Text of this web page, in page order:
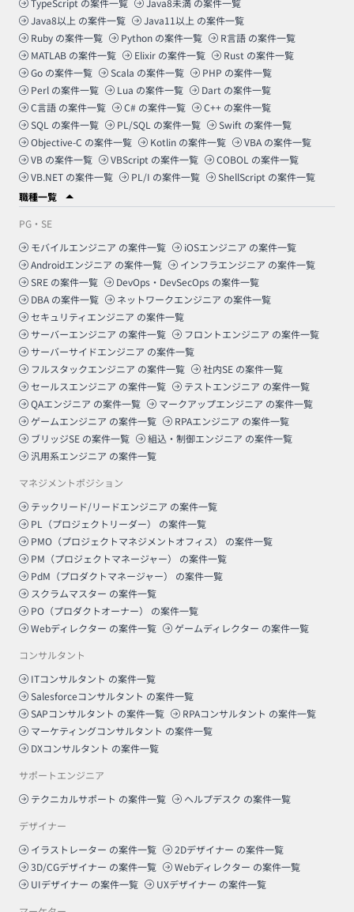
TypeScript の案件一覧 Java8未満 の案件一覧
Java8以上 の案件一覧 Java11以上 の案件一覧
Ruby の案件一覧 Python の案件一覧 R言語 の案件一覧
MATLAB の案件一覧 Elixir の案件一覧 Rust の案件一覧
Go の案件一覧 Scala の案件一覧 PHP の案件一覧
Perl の案件一覧 Lua の案件一覧 Dart の案件一覧
C言語 の案件一覧 C# の案件一覧 C++ の案件一覧
SQL の案件一覧 PL/SQL の案件一覧 Swift の案件一覧
Objective-C の案件一覧 Kotlin の案件一覧 VBA の案件一覧
VB の案件一覧 VBScript の案件一覧 COBOL の案件一覧
VB.NET の案件一覧 PL/I の案件一覧 ShellScript の案件一覧
職種一覧
PG・SE
モバイルエンジニア の案件一覧 iOSエンジニア の案件一覧
Androidエンジニア の案件一覧 インフラエンジニア の案件一覧
SRE の案件一覧 DevOps・DevSecOps の案件一覧
DBA の案件一覧 ネットワークエンジニア の案件一覧
セキュリティエンジニア の案件一覧
サーバーエンジニア の案件一覧 フロントエンジニア の案件一覧
サーバーサイドエンジニア の案件一覧
フルスタックエンジニア の案件一覧 社内SE の案件一覧
セールスエンジニア の案件一覧 テストエンジニア の案件一覧
QAエンジニア の案件一覧 マークアップエンジニア の案件一覧
ゲームエンジニア の案件一覧 RPAエンジニア の案件一覧
ブリッジSE の案件一覧 組込・制御エンジニア の案件一覧
汎用系エンジニア の案件一覧
マネジメントポジション
テックリード/リードエンジニア の案件一覧
PL（プロジェクトリーダー）
の案件一覧
PMO（プロジェクトマネジメントオフィス）
の案件一覧
PM（プロジェクトマネージャー）
の案件一覧
PdM（プロダクトマネージャー）
の案件一覧
スクラムマスター の案件一覧
PO（プロダクトオーナー）
の案件一覧
Webディレクター の案件一覧 ゲームディレクター の案件一覧
コンサルタント
ITコンサルタント の案件一覧
Salesforceコンサルタント の案件一覧
SAPコンサルタント の案件一覧 RPAコンサルタント の案件一覧
マーケティングコンサルタント の案件一覧
DXコンサルタント の案件一覧
サポートエンジニア
テクニカルサポート の案件一覧 ヘルプデスク の案件一覧
デザイナー
イラストレーター の案件一覧 2Dデザイナー の案件一覧
3D/CGデザイナー の案件一覧 Webディレクター の案件一覧
UIデザイナー の案件一覧 UXデザイナー の案件一覧